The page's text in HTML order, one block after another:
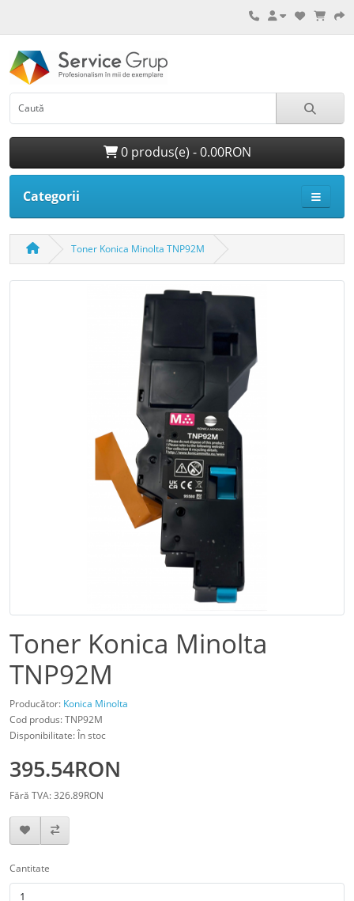
0 produs(e) - 0.00RON
Categorii
Toner Konica Minolta TNP92M
Toner Konica Minolta
TNP92M
Producător: Konica Minolta
Cod produs: TNP92M
Disponibilitate: În stoc
395.54RON
Fără TVA: 326.89RON
Cantitate